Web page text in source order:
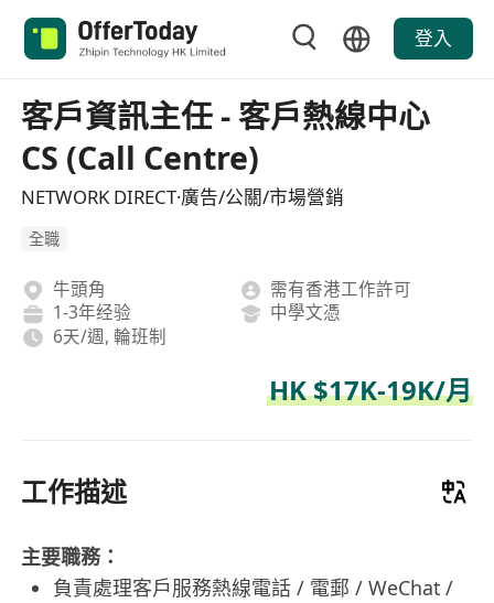
登入
客戶資訊主任 - 客戶熱線中心
CS (Call Centre)
NETWORK DIRECT·廣告/公關/市場營銷
全職
牛頭角
需有香港工作許可
1-3年经验
中學文憑
6天/週, 輪班制
HK $17K-19K/月
工作描述
主要職務：
負責處理客戶服務熱線電話 / 電郵 / WeChat /